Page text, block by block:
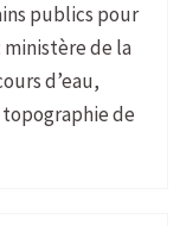
publics pour
ministère de la
d’eau,
de